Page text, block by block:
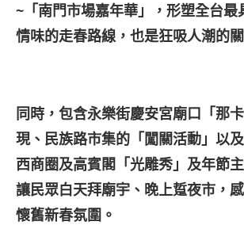
~ 「南門市場嘉年華」，形塑全台
情味的走春路線，也是狂吸人潮的
同時，包含永樂街慶安宮廟口「那
現、民族路市集的「闖關活動」以
西商圈及高賓閣「光雕秀」及年節
讓民眾白天拜廟宇、晚上踅夜市，
懷舊新春氛圍。